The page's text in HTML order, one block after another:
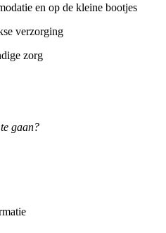
en op de kleine bootjes
verzorging
zorg
gaan?